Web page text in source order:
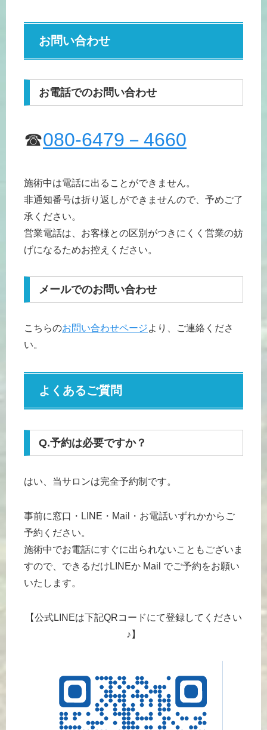
お問い合わせ
お電話でのお問い合わせ
☎080-6479－4660
施術中は電話に出ることができません。
非通知番号は折り返しができませんので、予めご了
承ください。
営業電話は、お客様との区別がつきにくく営業の妨
げになるためお控えください。
メールでのお問い合わせ
こちらのお問い合わせページより、ご連絡くださ
い。
よくあるご質問
Q.予約は必要ですか？
はい、当サロンは完全予約制です。
事前に窓口・LINE・Mail・お電話いずれかからご
予約ください。
施術中でお電話にすぐに出られないこともございま
すので、できるだけLINEか Mail でご予約をお願い
いたします。
【公式LINEは下記QRコードにて登録してください
♪】